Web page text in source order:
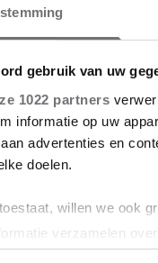
gebruik van uw
1022 partners
informatie op uw
advertenties en
doelen.
willen we ook
verzamelen
apparaat identificeren